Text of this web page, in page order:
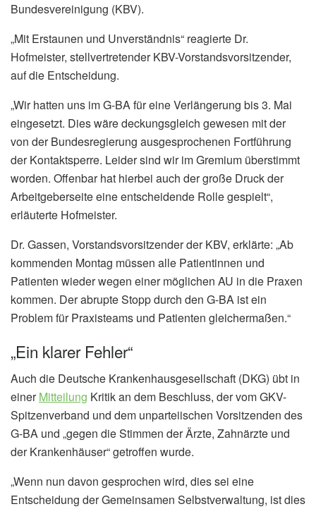
Bundesvereinigung (KBV).
„Mit Erstaunen und Unverständnis“ reagierte Dr.
Hofmeister, stellvertretender KBV-Vorstandsvorsitzender,
auf die Entscheidung.
„Wir hatten uns im G-BA für eine Verlängerung bis 3. Mai
eingesetzt. Dies wäre deckungsgleich gewesen mit der
von der Bundesregierung ausgesprochenen Fortführung
der Kontaktsperre. Leider sind wir im Gremium überstimmt
worden. Offenbar hat hierbei auch der große Druck der
Arbeitgeberseite eine entscheidende Rolle gespielt“,
erläuterte Hofmeister.
Dr. Gassen, Vorstandsvorsitzender der KBV, erklärte: „Ab
kommenden Montag müssen alle Patientinnen und
Patienten wieder wegen einer möglichen AU in die Praxen
kommen. Der abrupte Stopp durch den G-BA ist ein
Problem für Praxisteams und Patienten gleichermaßen.“
„Ein klarer Fehler“
Auch die Deutsche Krankenhausgesellschaft (DKG) übt in
einerMitteilung Kritik an dem Beschluss, der vom GKV-
Spitzenverband und dem unparteiischen Vorsitzenden des
G-BA und „gegen die Stimmen der Ärzte, Zahnärzte und
der Krankenhäuser“ getroffen wurde.
„Wenn nun davon gesprochen wird, dies sei eine
Entscheidung der Gemeinsamen Selbstverwaltung, ist dies